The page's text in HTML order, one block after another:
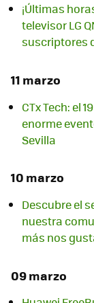
¡Últimas
televisor LG
suscriptores
11 marzo
CTx Tech: el
enorme
Sevilla
10 marzo
Descubre el
nuestra
más nos
09 marzo